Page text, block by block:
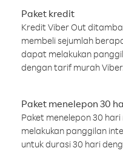
Paket kredit
Kredit Viber Out
membeli sejumlah
dapat melakukan
dengan tarif murah
Paket menelepon 30
Paket menelepon 30
melakukan panggilan
untuk durasi 30 hari